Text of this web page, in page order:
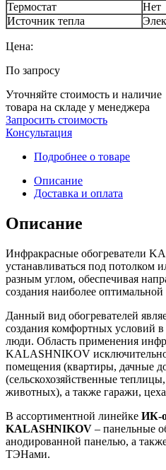
Термостат
Нет
Источник тепла
Цена:
По запросу
Уточняйте стоимость и наличие
товара на складе у менеджера
Запросить стоимость
Консультация
Подробнее о товаре
Описание
Доставка и оплата
Описание
Инфракрасные обогреватели
устанавливаться под потолком
разным углом, обеспечивая
создания наиболее
Данный вид обогревателей
создания комфортных условий
люди. Область применения
KALASHNIKOV
помещения (квартиры, дачные
(сельскохозяйственные
животных), а также гаражи,
В ассортиментной линейке ИК-
KALASHNIKOV – панельные
анодированной панелью, а
ТЭНами.